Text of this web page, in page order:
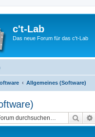
c't-Lab
Das neue Forum für das c't-Lab
Allgemeines (Software)
Suche